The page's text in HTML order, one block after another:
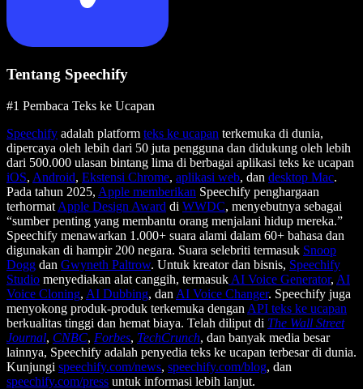
Tentang Speechify
#1 Pembaca Teks ke Ucapan
Speechify adalah platform teks ke ucapan terkemuka di dunia,
dipercaya oleh lebih dari 50 juta pengguna dan didukung oleh lebih
dari 500.000 ulasan bintang lima di berbagai aplikasi teks ke ucapan
iOS, Android, Ekstensi Chrome, aplikasi web, dan desktop Mac.
Pada tahun 2025, Apple memberikan Speechify penghargaan
terhormat Apple Design Award di WWDC, menyebutnya sebagai
“sumber penting yang membantu orang menjalani hidup mereka.”
Speechify menawarkan 1.000+ suara alami dalam 60+ bahasa dan
digunakan di hampir 200 negara. Suara selebriti termasuk Snoop
Dogg dan Gwyneth Paltrow. Untuk kreator dan bisnis, Speechify
Studio menyediakan alat canggih, termasuk AI Voice Generator, AI
Voice Cloning, AI Dubbing, dan AI Voice Changer. Speechify juga
menyokong produk-produk terkemuka dengan API teks ke ucapan
berkualitas tinggi dan hemat biaya. Telah diliput di The Wall Street
Journal, CNBC, Forbes, TechCrunch, dan banyak media besar
lainnya, Speechify adalah penyedia teks ke ucapan terbesar di dunia.
Kunjungi speechify.com/news, speechify.com/blog, dan
speechify.com/press untuk informasi lebih lanjut.